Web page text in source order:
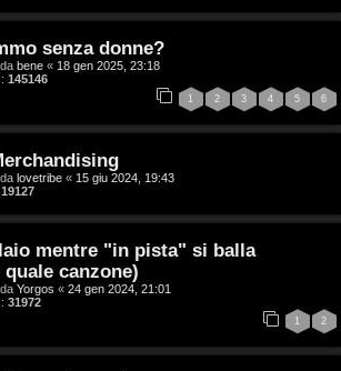
senza donne?
bene « 18 gen 2025, 23:18
145146
1 2 3 4 5 6
lovetribe « 15 giu 2024, 19:43
19127
mentre "in pista" si balla
canzone)
Yorgos « 24 gen 2024, 21:01
31972
1 2